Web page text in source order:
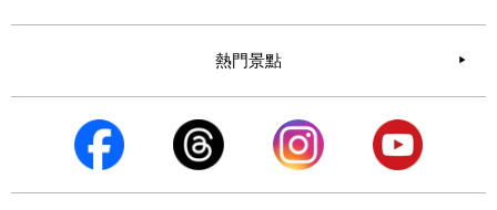
熱門景點